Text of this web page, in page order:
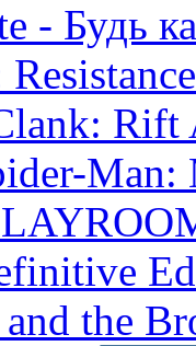
- Будь
Rift
Man:
the